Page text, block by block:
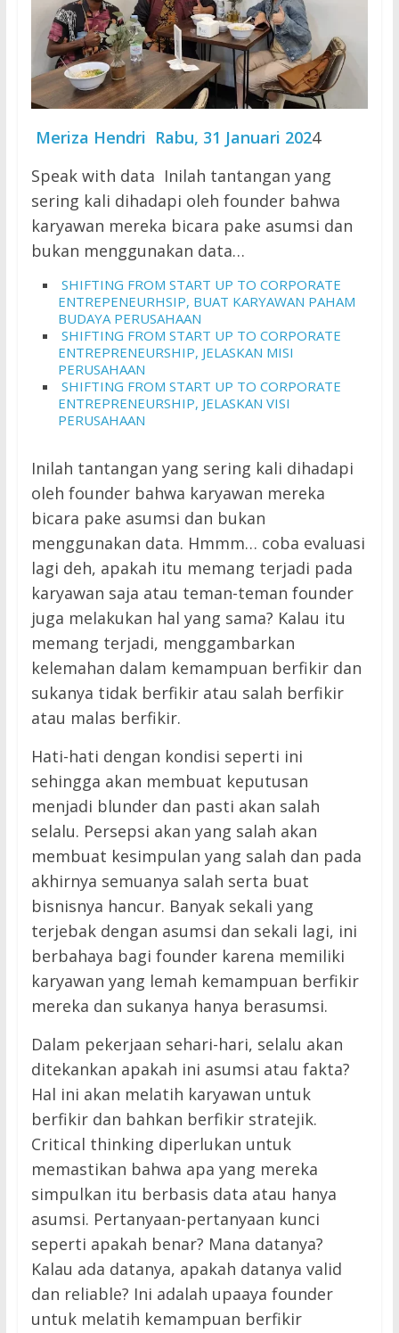
Meriza Hendri Rabu, 31 Januari 2024
Speak with data Inilah tantangan yang
sering kali dihadapi oleh founder bahwa
karyawan mereka bicara pake asumsi dan
bukan menggunakan data…
SHIFTING FROM START UP TO CORPORATE
ENTREPENEURHSIP, BUAT KARYAWAN PAHAM
BUDAYA PERUSAHAAN
SHIFTING FROM START UP TO CORPORATE
ENTREPRENEURSHIP, JELASKAN MISI
PERUSAHAAN
SHIFTING FROM START UP TO CORPORATE
ENTREPRENEURSHIP, JELASKAN VISI
PERUSAHAAN
Inilah tantangan yang sering kali dihadapi
oleh founder bahwa karyawan mereka
bicara pake asumsi dan bukan
menggunakan data. Hmmm… coba evaluasi
lagi deh, apakah itu memang terjadi pada
karyawan saja atau teman-teman founder
juga melakukan hal yang sama? Kalau itu
memang terjadi, menggambarkan
kelemahan dalam kemampuan berfikir dan
sukanya tidak berfikir atau salah berfikir
atau malas berfikir.
Hati-hati dengan kondisi seperti ini
sehingga akan membuat keputusan
menjadi blunder dan pasti akan salah
selalu. Persepsi akan yang salah akan
membuat kesimpulan yang salah dan pada
akhirnya semuanya salah serta buat
bisnisnya hancur. Banyak sekali yang
terjebak dengan asumsi dan sekali lagi, ini
berbahaya bagi founder karena memiliki
karyawan yang lemah kemampuan berfikir
mereka dan sukanya hanya berasumsi.
Dalam pekerjaan sehari-hari, selalu akan
ditekankan apakah ini asumsi atau fakta?
Hal ini akan melatih karyawan untuk
berfikir dan bahkan berfikir stratejik.
Critical thinking diperlukan untuk
memastikan bahwa apa yang mereka
simpulkan itu berbasis data atau hanya
asumsi. Pertanyaan-pertanyaan kunci
seperti apakah benar? Mana datanya?
Kalau ada datanya, apakah datanya valid
dan reliable? Ini adalah upaaya founder
untuk melatih kemampuan berfikir